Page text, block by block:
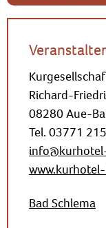
Veranstalter
Richard-
08280 Aue-
Tel. 03771
Bad Schlema